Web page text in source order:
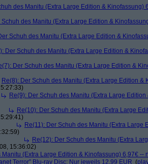
des Manitu (Extra Large Edition & Kinofassung)
Schuh des Manitu (Extra Large Edition &
Schuh des Manitu (Extra Large Edition &
Der Schuh des Manitu (Extra Large Edition &
Der Schuh des Manitu (Extra Large Edition &
Re(8): Der Schuh des Manitu (Extra Large Edition &
Re(9): Der Schuh des Manitu (Extra Large
Re(10): Der Schuh des Manitu (Extra Large
Re(11): Der Schuh des Manitu (Extra Large
Re(12): Der Schuh des Manitu (Extra
15:36:02)
Manitu (Extra Large Edition & Kinofassung) 6,97€ --
Terror” Blu-ray Disc: Nur jeweils 12,99 EUR (